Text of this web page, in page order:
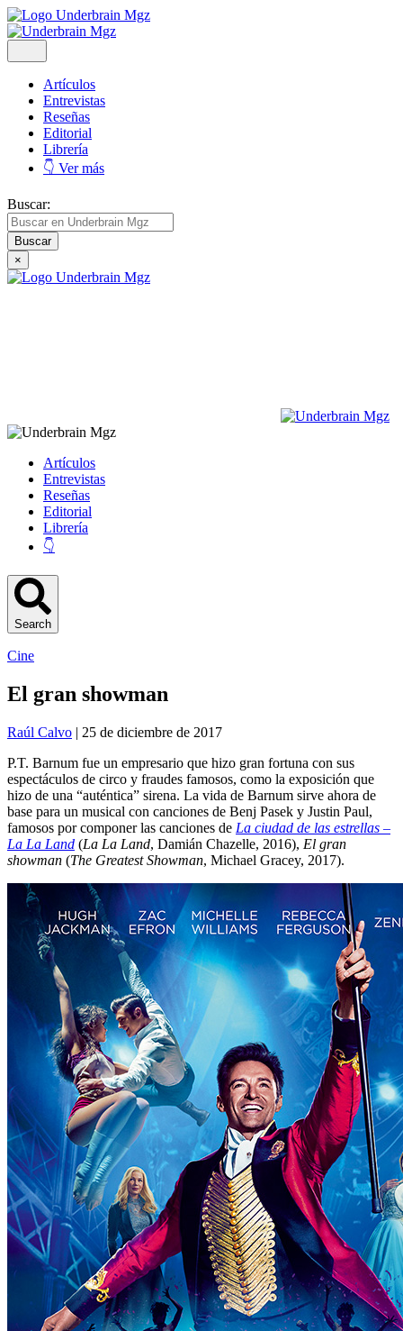
Artículos
Entrevistas
Reseñas
Editorial
Librería
👇 Ver más
Buscar:
×
Artículos
Entrevistas
Reseñas
Editorial
Librería
👇
Search
Cine
El gran showman
Raúl Calvo | 25 de diciembre de 2017
P.T. Barnum fue un empresario que hizo gran fortuna con sus
espectáculos de circo y fraudes famosos, como la exposición que
hizo de una “auténtica” sirena. La vida de Barnum sirve ahora de
base para un musical con canciones de Benj Pasek y Justin Paul,
famosos por componer las canciones de La ciudad de las estrellas –
La La Land (La La Land, Damián Chazelle, 2016), El gran
showman (The Greatest Showman, Michael Gracey, 2017).